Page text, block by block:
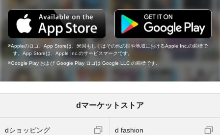
Appleのロゴ、App Storeは、米国もしくはその他の国や地域におけるApple Inc.の商標で
す。App Storeは、Apple Inc.のサービスマークです。
Google Play および Google Play ロゴは Google LLC の商標です。
dマーケットストア
dショッピング d fashion